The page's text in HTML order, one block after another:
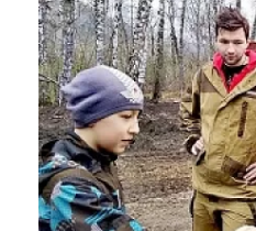
Что привезти
О регионе
Коллекция
Другие рубрики